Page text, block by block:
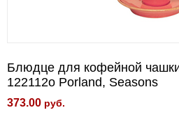
Блюдце для кофейной
122112о Porland, Seasons
373.00 руб.